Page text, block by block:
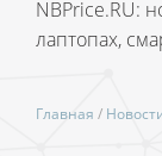
NBPrice.RU:
лаптопах,
Главная /